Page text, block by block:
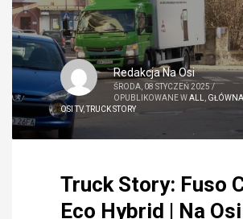
Redakcja Na Osi
ŚRODA, 08 STYCZEŃ 2025 /
OPUBLIKOWANE WALL GŁÓWNA
OSI TV,TRUCK STORY
Truck Story: Fuso
Eco Hybrid | Na